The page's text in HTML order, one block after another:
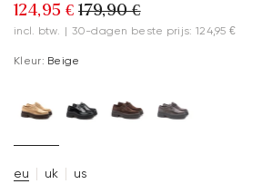
124,95 € 179,90 €
incl. btw. | 30-dagen beste prijs: 124,95 €
Kleur: Beige
eu uk us